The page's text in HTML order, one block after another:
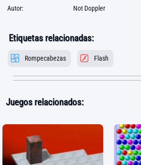
Autor:
Not Doppler
Etiquetas relacionadas:
Rompecabezas Flash
Juegos relacionados: